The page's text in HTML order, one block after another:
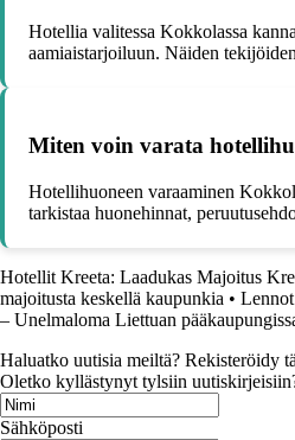
Hotellia valitessa Kokkolassa
aamiaistarjoiluun. Näiden
Miten voin varata
Hotellihuoneen varaaminen
tarkistaa huonehinnat,
Hotellit Kreeta: Laadukas Majoitus
majoitusta keskellä kaupunkia •
– Unelmaloma Liettuan
Haluatko uutisia meiltä? Rekisteröidy
Oletko kyllästynyt tylsiin
Sähköposti